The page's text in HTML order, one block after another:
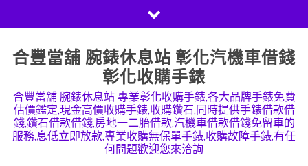
to
content
合豐當舖 腕錶休息站 彰化汽機車借錢
彰化收購手錶
合豐當舖 腕錶休息站 專業彰化收購手錶,各大品牌手錶免費
估價鑑定,現金高價收購手錶,收購鑽石,同時提供手錶借款借
錢,鑽石借款借錢,房地一二胎借款,汽機車借款借錢免留車的
服務,息低立即放款,專業收購無保單手錶,收購故障手錶,有任
何問題歡迎您來洽詢